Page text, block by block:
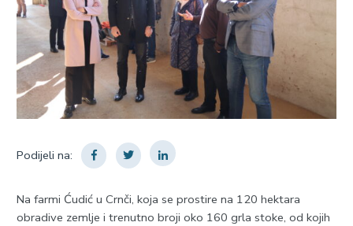
Podijeli na:
Na farmi Ćudić u Crnči, koja se prostire na 120 hektara
obradive zemlje i trenutno broji oko 160 grla stoke, od kojih